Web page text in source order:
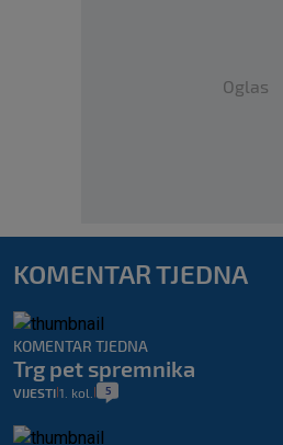
Oglas
KOMENTAR TJEDNA
KOMENTAR TJEDNA
Trg pet spremnika
VIJESTI 1. kol. 5